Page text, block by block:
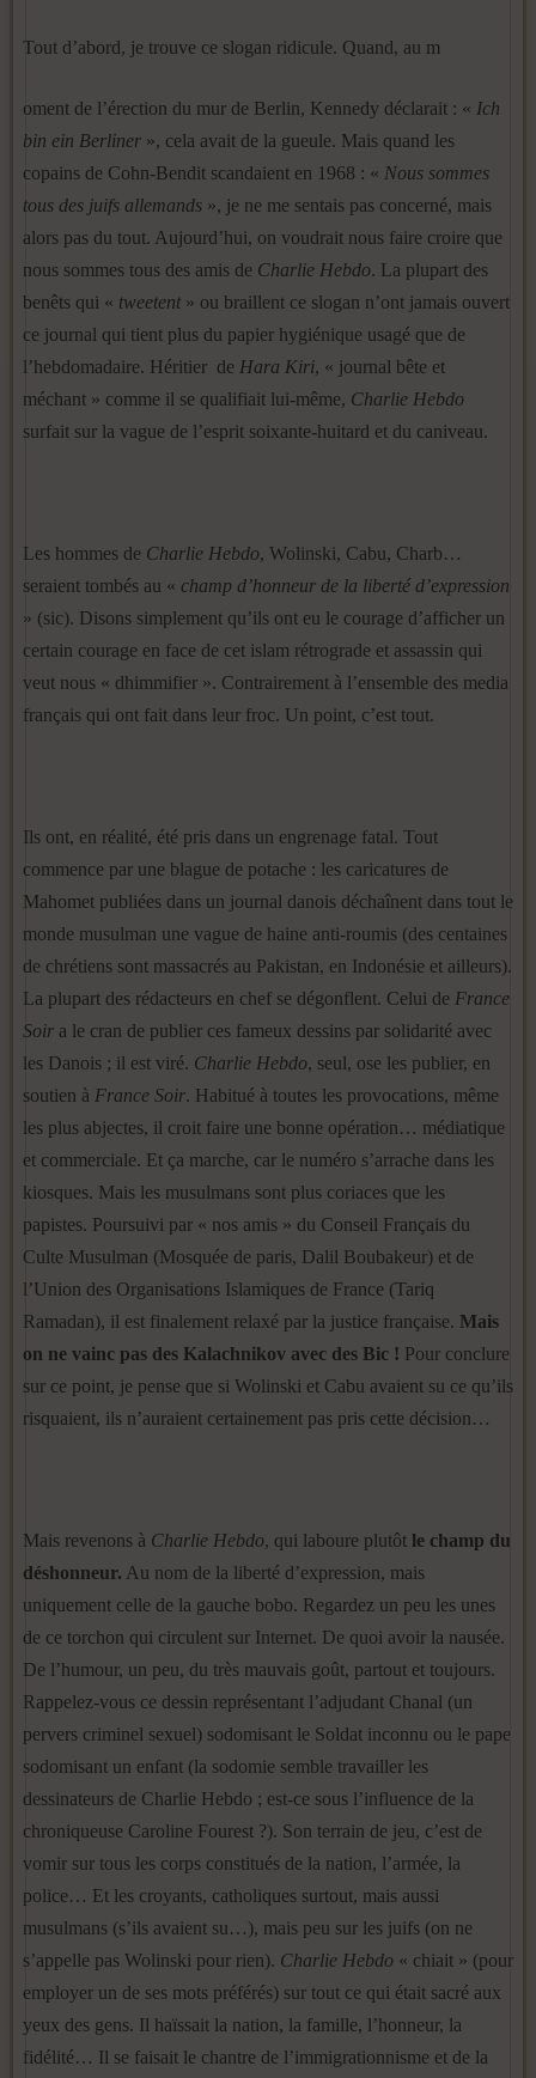
Tout d’abord, je trouve ce slogan ridicule. Quand, au m
oment de l’érection du mur de Berlin, Kennedy déclarait : « Ich
bin ein Berliner », cela avait de la gueule. Mais quand les
copains de Cohn-Bendit scandaient en 1968 : « Nous sommes
tous des juifs allemands », je ne me sentais pas concerné, mais
alors pas du tout. Aujourd’hui, on voudrait nous faire croire que
nous sommes tous des amis de Charlie Hebdo. La plupart des
benêts qui « tweetent » ou braillent ce slogan n’ont jamais ouvert
ce journal qui tient plus du papier hygiénique usagé que de
l’hebdomadaire. Héritier de Hara Kiri, « journal bête et
méchant » comme il se qualifiait lui-même, Charlie Hebdo
surfait sur la vague de l’esprit soixante-huitard et du caniveau.
Les hommes de Charlie Hebdo, Wolinski, Cabu, Charb…
seraient tombés au « champ d’honneur de la liberté d’expression
» (sic). Disons simplement qu’ils ont eu le courage d’afficher un
certain courage en face de cet islam rétrograde et assassin qui
veut nous « dhimmifier ». Contrairement à l’ensemble des media
français qui ont fait dans leur froc. Un point, c’est tout.
Ils ont, en réalité, été pris dans un engrenage fatal. Tout
commence par une blague de potache : les caricatures de
Mahomet publiées dans un journal danois déchaînent dans tout le
monde musulman une vague de haine anti-roumis (des centaines
de chrétiens sont massacrés au Pakistan, en Indonésie et ailleurs).
La plupart des rédacteurs en chef se dégonflent. Celui de France
Soir a le cran de publier ces fameux dessins par solidarité avec
les Danois ; il est viré. Charlie Hebdo, seul, ose les publier, en
soutien à France Soir. Habitué à toutes les provocations, même
les plus abjectes, il croit faire une bonne opération… médiatique
et commerciale. Et ça marche, car le numéro s’arrache dans les
kiosques. Mais les musulmans sont plus coriaces que les
papistes. Poursuivi par « nos amis » du Conseil Français du
Culte Musulman (Mosquée de paris, Dalil Boubakeur) et de
l’Union des Organisations Islamiques de France (Tariq
Ramadan), il est finalement relaxé par la justice française. Mais
on ne vainc pas des Kalachnikov avec des Bic ! Pour conclure
sur ce point, je pense que si Wolinski et Cabu avaient su ce qu’ils
risquaient, ils n’auraient certainement pas pris cette décision…
Mais revenons à Charlie Hebdo, qui laboure plutôt le champ du
déshonneur. Au nom de la liberté d’expression, mais
uniquement celle de la gauche bobo. Regardez un peu les unes
de ce torchon qui circulent sur Internet. De quoi avoir la nausée.
De l’humour, un peu, du très mauvais goût, partout et toujours.
Rappelez-vous ce dessin représentant l’adjudant Chanal (un
pervers criminel sexuel) sodomisant le Soldat inconnu ou le pape
sodomisant un enfant (la sodomie semble travailler les
dessinateurs de Charlie Hebdo ; est-ce sous l’influence de la
chroniqueuse Caroline Fourest ?). Son terrain de jeu, c’est de
vomir sur tous les corps constitués de la nation, l’armée, la
police… Et les croyants, catholiques surtout, mais aussi
musulmans (s’ils avaient su…), mais peu sur les juifs (on ne
s’appelle pas Wolinski pour rien). Charlie Hebdo « chiait » (pour
employer un de ses mots préférés) sur tout ce qui était sacré aux
yeux des gens. Il haïssait la nation, la famille, l’honneur, la
fidélité… Il se faisait le chantre de l’immigrationnisme et de la